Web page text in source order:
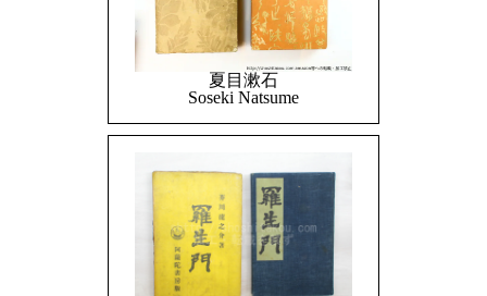
夏目漱石
Soseki Natsume